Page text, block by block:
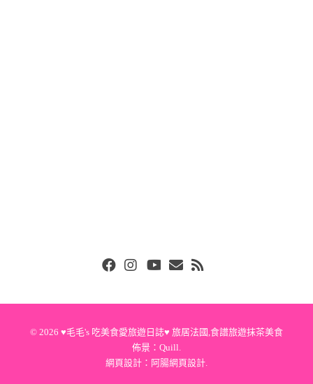
© 2026 ♥毛毛's 吃美食愛旅遊日誌♥ 旅居法國,食譜旅遊抹茶美食
佈景： Quill
網頁設計： 阿腸網頁設計